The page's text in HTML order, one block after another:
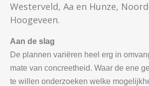
Westerveld, Aa en Hunze,
Hoogeveen.
Aan de slag
De plannen variëren heel erg in
mate van concreetheid. Waar de ene
te willen onderzoeken welke